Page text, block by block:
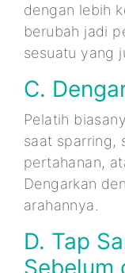
dengan lebih
berubah jadi
sesuatu yang
C.
Pelatih
saat sparring,
pertahanan,
Dengarkan
arahannya.
D. Tap
Sebelum